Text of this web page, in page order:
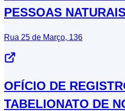
PESSOAS NATURAIS
Rua 25 de Março, 136
OFÍCIO DE
TABELIONATO DE